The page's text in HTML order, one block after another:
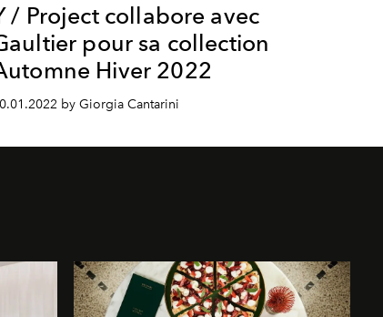
/ Project collabore avec
pour sa collection
Hiver 2022
by Giorgia Cantarini